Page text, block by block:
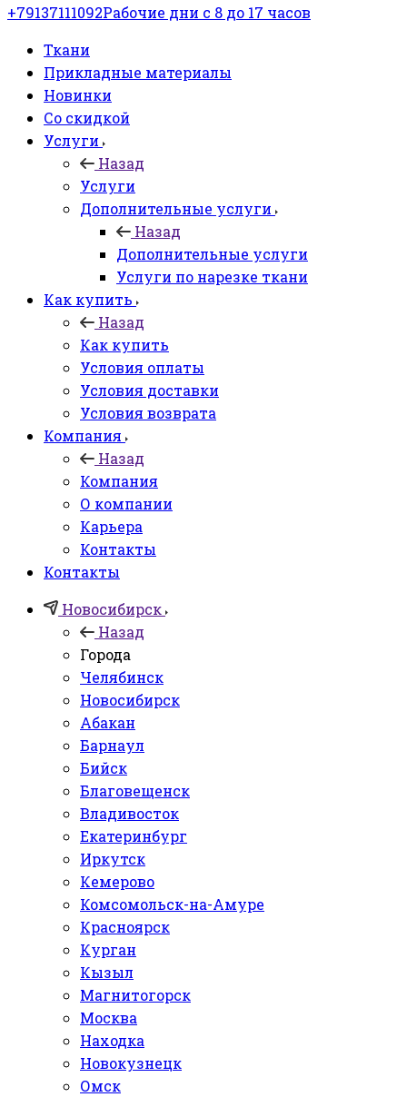
+79137111092Рабочие дни с 8 до 17 часов
Ткани
Прикладные материалы
Новинки
Со скидкой
Услуги
Назад
Услуги
Дополнительные услуги
Назад
Дополнительные услуги
Услуги по нарезке ткани
Как купить
Назад
Как купить
Условия оплаты
Условия доставки
Условия возврата
Компания
Назад
Компания
О компании
Карьера
Контакты
Контакты
Новосибирск
Назад
Города
Челябинск
Новосибирск
Абакан
Барнаул
Бийск
Благовещенск
Владивосток
Екатеринбург
Иркутск
Кемерово
Комсомольск-на-Амуре
Красноярск
Курган
Кызыл
Магнитогорск
Москва
Находка
Новокузнецк
Омск